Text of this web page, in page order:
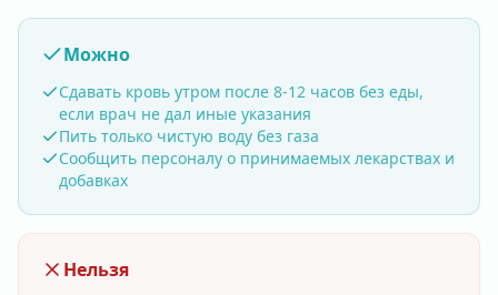
Можно
Сдавать кровь утром после 8-12 часов без еды,
если врач не дал иные указания
Пить только чистую воду без газа
Сообщить персоналу о принимаемых лекарствах и
добавках
Нельзя